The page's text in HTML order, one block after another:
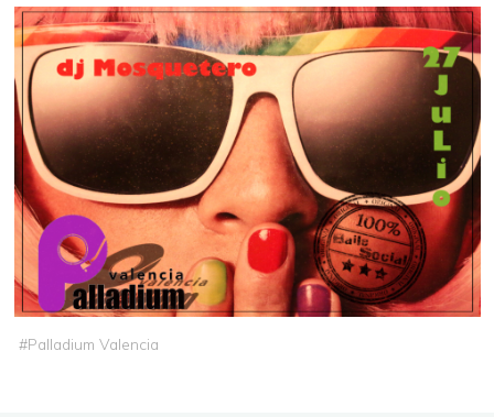
#Palladium Valencia